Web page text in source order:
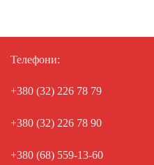
Телефони:
+380 (32) 226 78 79
+380 (32) 226 78 90
+380 (68) 559-13-60